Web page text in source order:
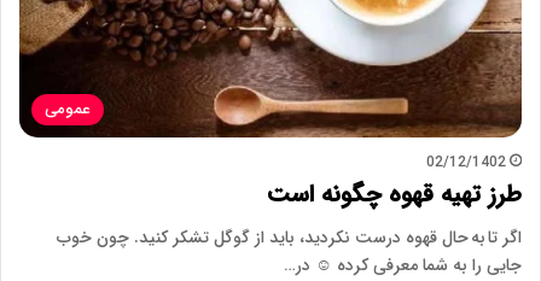
عمومی
02/12/1402
طرز تهیه قهوه چگونه است
اگر تا به حال قهوه درست نکردید، باید از گوگل تشکر کنید. چون خوب
جایی را به شما معرفی کرده ☺ در…